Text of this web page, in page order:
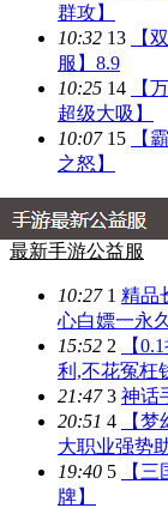
群攻】
10:32 13
【
服】8.9
10:25 14
【
超级大吸】
10:07 15
【
之怒】
最新手游公益服
10:27 1 精品
心白嫖一永
15:52 2
【
利,不花冤枉
21:47 3 神话
20:51 4
【
大职业强势
19:40 5
【
牌】